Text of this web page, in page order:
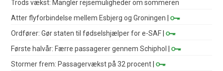
Trods vækst: Mangler rejsemuligheder om sommeren
Atter flyforbindelse mellem Esbjerg og Groningen |
Ordfører: Gør staten til fødselshjælper for e-SAF |
Første halvår: Færre passagerer gennem Schiphol
|
Stormer frem: Passagervækst på 32 procent |